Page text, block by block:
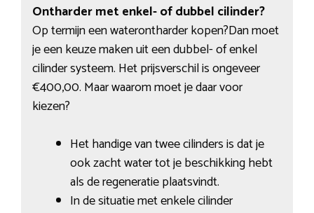
Ontharder met enkel- of dubbel cilinder?
Op termijn een waterontharder kopen?Dan moet
je een keuze maken uit een dubbel- of enkel
cilinder systeem. Het prijsverschil is ongeveer
€400,00. Maar waarom moet je daar voor
kiezen?
Het handige van twee cilinders is dat je
ook zacht water tot je beschikking hebt
als de regeneratie plaatsvindt.
In de situatie met enkele cilinder